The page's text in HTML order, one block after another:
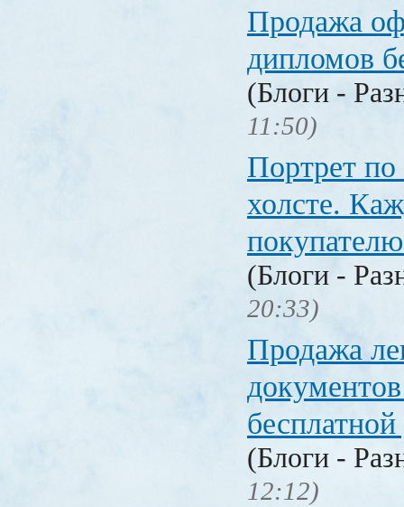
Продажа
дипломов
(Блоги -
11:50)
Портрет
холсте.
(Блоги -
20:33)
Продажа
(Блоги -
12:12)